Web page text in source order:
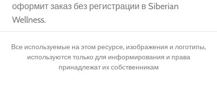
оформит заказ без регистрации в Siberian
Wellness.
Все используемые на этом ресурсе, изображения и логотипы,
используются только для информирования и права
принадлежат их собственникам